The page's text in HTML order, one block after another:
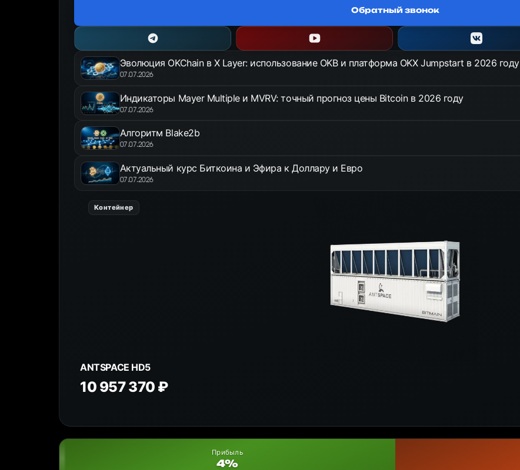
Обратный звонок
Эволюция OKChain в X Layer: использование OKB и платформа OKX Jumpstart в 2026 году
07.07.2026
Индикаторы Mayer Multiple и MVRV: точный прогноз цены Bitcoin в 2026 году
07.07.2026
Алгоритм Blake2b
07.07.2026
Актуальный курс Биткоина и Эфира к Доллару и Евро
07.07.2026
Контейнер
ANTSPACE HD5
10 957 370 ₽
Прибыль
4%